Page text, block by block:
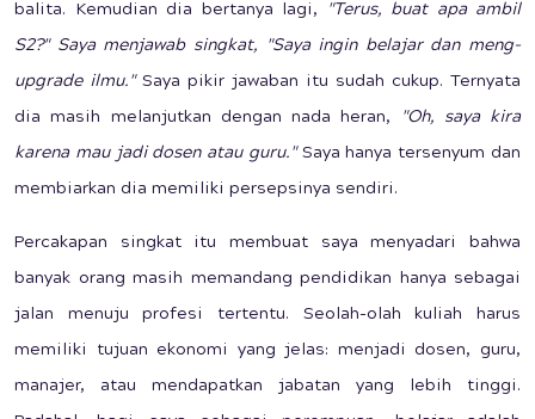
balita. Kemudian dia bertanya lagi,
"Terus, buat apa ambil
S2?" Saya menjawab singkat, "Saya ingin belajar dan meng-
upgrade ilmu." Saya pikir jawaban itu sudah cukup. Ternyata
dia masih melanjutkan dengan nada heran,
"Oh, saya kira
karena mau jadi dosen atau guru."Saya hanya tersenyum dan
membiarkan dia memiliki persepsinya sendiri.
Percakapan singkat itu membuat saya menyadari bahwa
banyak orang masih memandang pendidikan hanya sebagai
jalan menuju profesi tertentu. Seolah-olah kuliah harus
memiliki tujuan ekonomi yang jelas: menjadi dosen, guru,
manajer, atau mendapatkan jabatan yang lebih tinggi.